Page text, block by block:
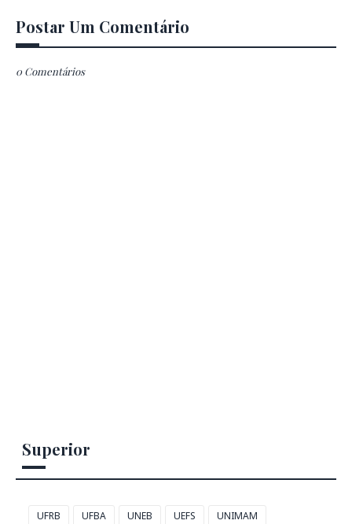
Postar Um Comentário
0 Comentários
Superior
UFRB UFBA UNEB UEFS UNIMAM